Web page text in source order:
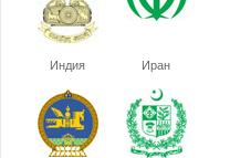
Индия Иран